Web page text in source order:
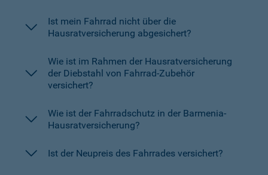
Ist mein Fahrrad nicht über die
Hausratversicherung abgesichert?
Wie ist im Rahmen der Hausratversicherung
der Diebstahl von Fahrrad-Zubehör
versichert?
Wie ist der Fahrradschutz in der Barmenia-
Hausratversicherung?
Ist der Neupreis des Fahrrades versichert?